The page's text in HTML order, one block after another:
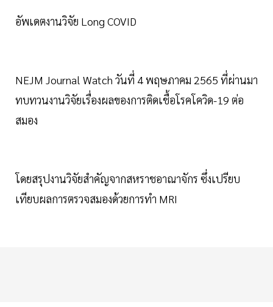
อัพเดตงานวิจัย Long COVID
NEJM Journal Watch วันที่ 4 พฤษภาคม 2565 ที่ผ่านมา
ทบทวนงานวิจัยเรื่องผลของการติดเชื้อโรคโควิด-19 ต่อ
สมอง
โดยสรุปงานวิจัยสำคัญจากสหราชอาณาจักร ซึ่งเปรียบ
เทียบผลการตรวจสมองด้วยการทำ MRI